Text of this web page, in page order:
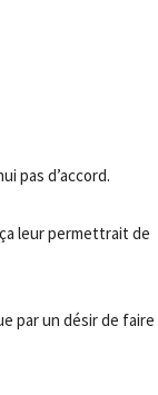
pas d’accord.
leur permettrait de
par un désir de faire